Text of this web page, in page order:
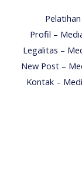
Profil –
Legalitas –
New Post –
Kontak –